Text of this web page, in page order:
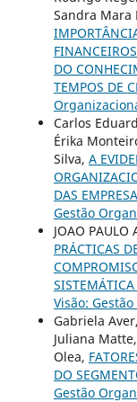
Sandra Mara
DO
TEMPOS DE
Carlos
Érika
Silva, A
DAS
Gestão
JOAO PAULO
PRÁCTICAS
Visão:
Gabriela
Juliana
Olea,
DO
Gestão